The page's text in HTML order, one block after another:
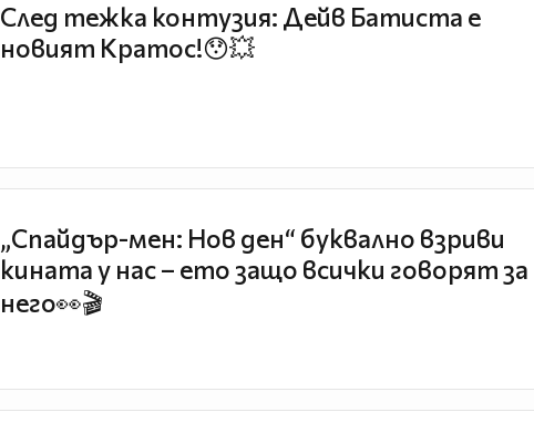
След тежка контузия: Дейв Батиста е
новият Кратос!😯💥
„Спайдър-мен: Нов ден“ буквално взриви
кината у нас – ето защо всички говорят за
него👀🎬